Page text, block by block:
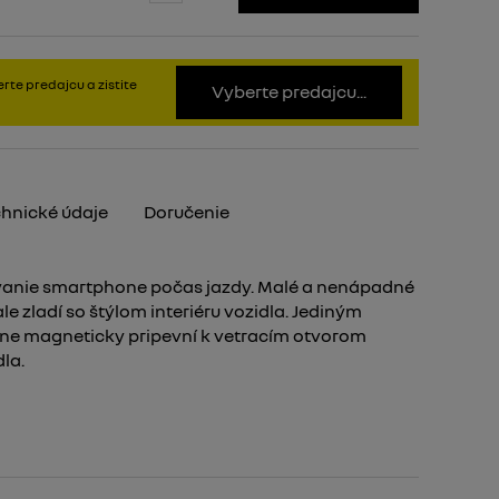
predajcu a zistite
Vyberte predajcu...
údaje Doručenie
smartphone počas jazdy. Malé a nenápadné
zladí so štýlom interiéru vozidla. Jediným
magneticky pripevní k vetracím otvorom